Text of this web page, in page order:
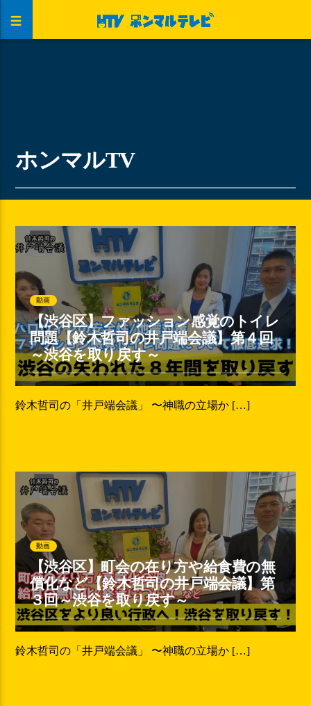
ホンマルTV
動画
【渋谷区】ファッション感覚のトイレ
問題【鈴木哲司の井戸端会議】第４回
～渋谷を取り戻す～
鈴木哲司の「井戸端会議」 〜神職の立場か […]
動画
【渋谷区】町会の在り方や給食費の無
償化など【鈴木哲司の井戸端会議】第
３回～渋谷を取り戻す～
鈴木哲司の「井戸端会議」 〜神職の立場か […]